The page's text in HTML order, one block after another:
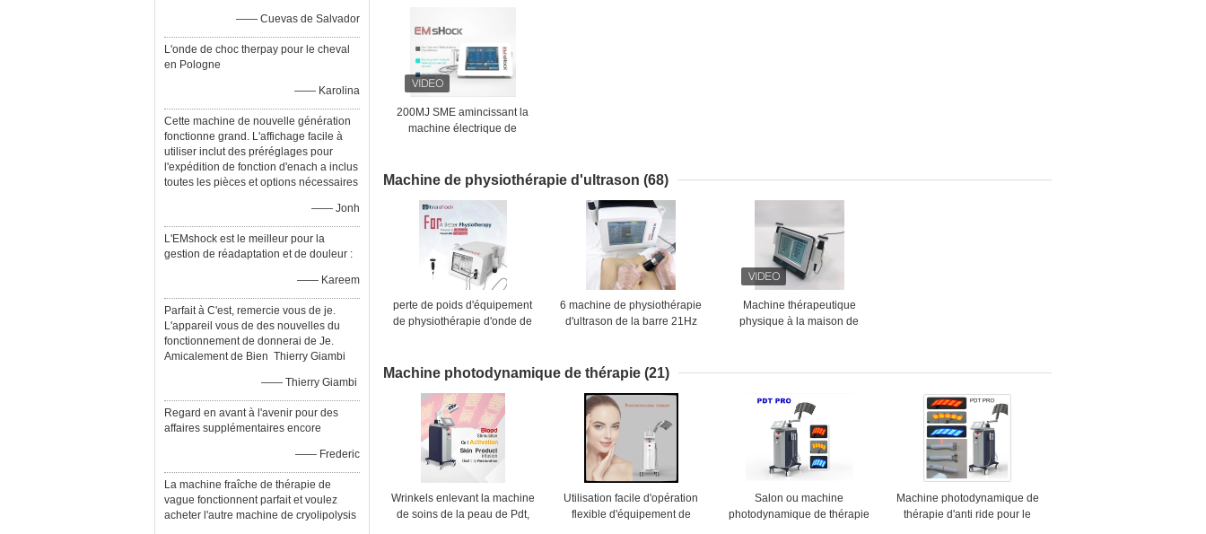
—— Cuevas de Salvador
L'onde de choc therpay pour le cheval
en Pologne
—— Karolina
Cette machine de nouvelle génération
fonctionne grand. L'affichage facile à
utiliser inclut des préréglages pour
l'expédition de fonction d'enach a inclus
toutes les pièces et options nécessaires
—— Jonh
L'EMshock est le meilleur pour la
gestion de réadaptation et de douleur :
—— Kareem
Parfait à C'est, remercie vous de je.
L'appareil vous de des nouvelles du
fonctionnement de donnerai de Je.
Amicalement de Bien Thierry Giambi
—— Thierry Giambi
Regard en avant à l'avenir pour des
affaires supplémentaires encore
—— Frederic
La machine fraîche de thérapie de
vague fonctionnent parfait et voulez
acheter l'autre machine de cryolipolysis
200MJ SME amincissant la
machine électrique de
Machine de physiothérapie d'ultrason (68)
perte de poids d'équipement
de physiothérapie d'onde de
6 machine de physiothérapie
d'ultrason de la barre 21Hz
Machine thérapeutique
physique à la maison de
douleur de corps
Machine photodynamique de thérapie (21)
Wrinkels enlevant la machine
de soins de la peau de Pdt,
Utilisation facile d'opération
flexible d'équipement de
Salon ou machine
photodynamique de thérapie
Machine photodynamique de
thérapie d'anti ride pour le